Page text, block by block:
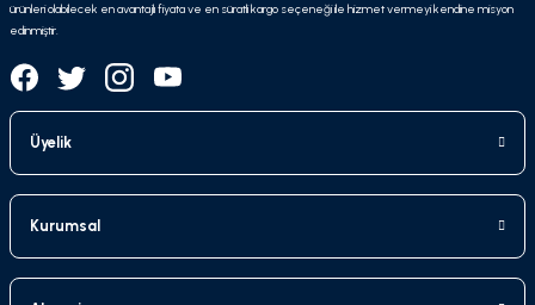
ürünleri olabilecek en avantajlı fiyata ve en süratli kargo seçeneği ile hizmet vermeyi kendine misyon
edinmiştir.
Üyelik
Kurumsal